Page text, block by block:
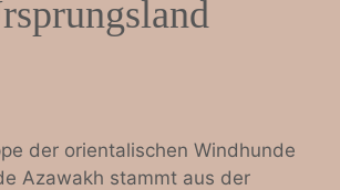
der orientalischen Windhunde
Azawakh stammt aus der